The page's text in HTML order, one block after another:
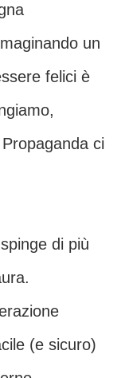
un
felici è
ci
di più
(e sicuro)